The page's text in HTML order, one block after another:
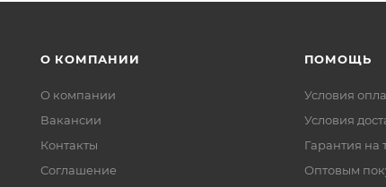
О КОМПАНИИ
О компании
Вакансии
Контакты
Соглашение
ПОМОЩЬ
Условия
Условия
Гарантия на
Оптовым